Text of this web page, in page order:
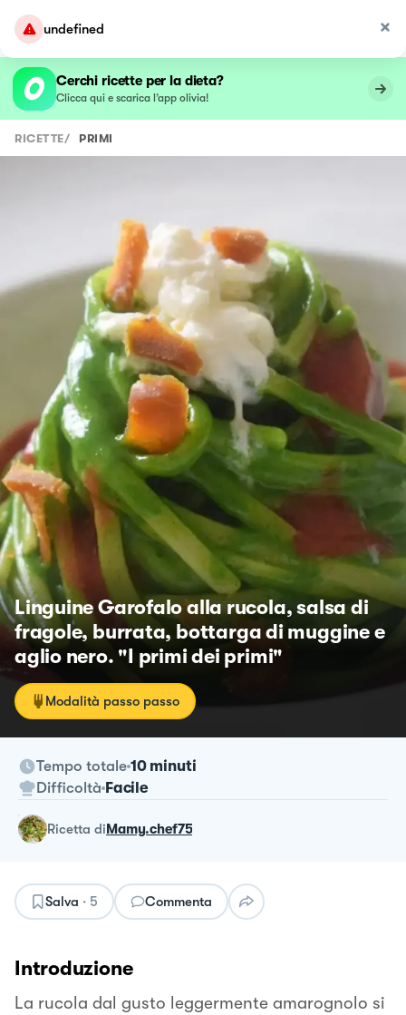
undefined
Cerchi ricette per la dieta?
Clicca qui e scarica l’app olivia!
RICETTE/ PRIMI
Linguine Garofalo alla rucola, salsa di
fragole, burrata, bottarga di muggine e
aglio nero. "I primi dei primi"
Modalità passo passo
Tempo totale 10 minuti
Difficoltà Facile
ricetta diMamy.chef75
Salva · 5 Commenta
Introduzione
La rucola dal gusto leggermente amarognolo si